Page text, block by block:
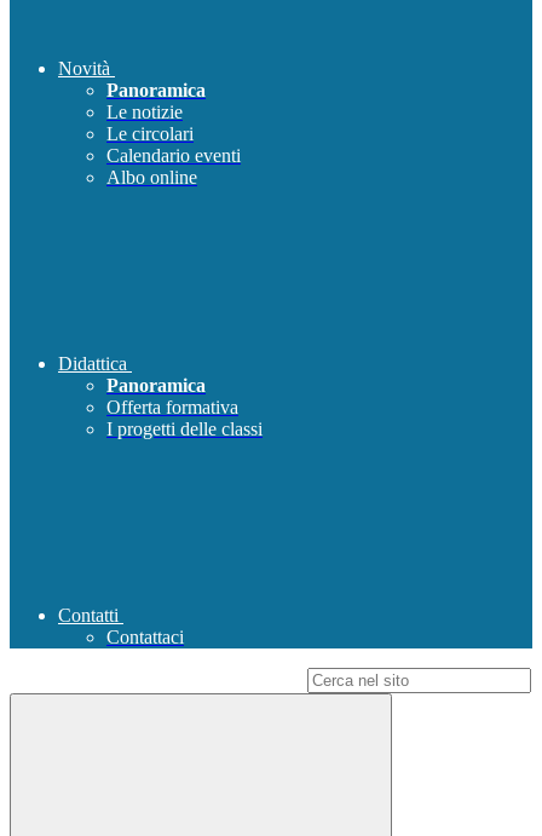
Novità
Panoramica
Le notizie
Le circolari
Calendario eventi
Albo online
Didattica
Panoramica
Offerta formativa
I progetti delle classi
Contatti
Contattaci